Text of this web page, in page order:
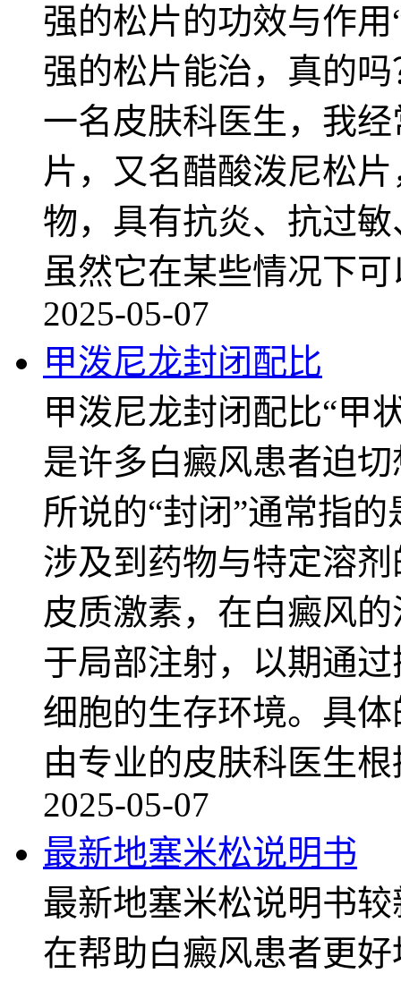
强的松片的功效与作
强的松片能治，真的
一名皮肤科医生，我
片，又名醋酸泼尼松
物，具有抗炎、抗过
虽然它在某些情况下
2025-05-07
甲泼尼龙封闭配比
甲泼尼龙封闭配比“甲
是许多白癜风患者迫
所说的“封闭”通常指
涉及到药物与特定溶
皮质激素，在白癜风
于局部注射，以期通
细胞的生存环境。具
由专业的皮肤科医生
2025-05-07
最新地塞米松说明书
最新地塞米松说明书
在帮助白癜风患者更